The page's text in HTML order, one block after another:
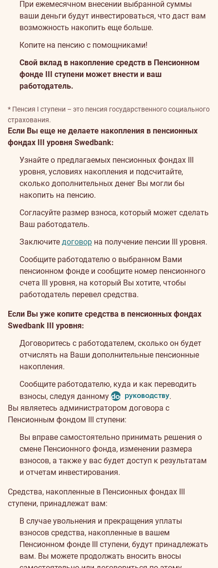
При ежемесячном внесении выбранной суммы
ваши деньги будут инвестироваться, что даст вам
возможность накопить еще больше.
Копите на пенсию с помощниками!
Свой вклад в накопление средств в Пенсионном
фонде III ступени может внести и ваш
работодатель.
* Пенсия I ступени – это пенсия государственного социального
страхования.
Если Вы еще не делаете накопления в пенсионных
фондах III уровня Swedbank:
Узнайте о предлагаемых пенсионных фондах III
уровня, условиях накопления и подсчитайте,
сколько дополнительных денег Вы могли бы
накопить на пенсию.
Согласуйте размер взноса, который может сделать
Ваш работодатель.
Заключите договор на получение пенсии III уровня.
Сообщите работодателю о выбранном Вами
пенсионном фонде и сообщите номер пенсионного
счета III уровня, на который Вы хотите, чтобы
работодатель перевел средства.
Если Вы уже копите средства в пенсионных фондах
Swedbank III уровня:
Договоритесь с работодателем, сколько он будет
отчислять на Ваши дополнительные пенсионные
накопления.
Сообщите работодателю, куда и как переводить
взносы, следуя данному document
руководству.
Вы являетесь администратором договора с
Пенсионным фондом III ступени:
Вы вправе самостоятельно принимать решения о
смене Пенсионного фонда, изменении размера
взносов, а также у вас будет доступ к результатам
и отчетам инвестирования.
Средства, накопленные в Пенсионных фондах III
ступени, принадлежат вам:
В случае увольнения и прекращения уплаты
взносов средства, накопленные в вашем
Пенсионном фонде III ступени, будут принадлежать
вам. Вы можете продолжать вносить вносы